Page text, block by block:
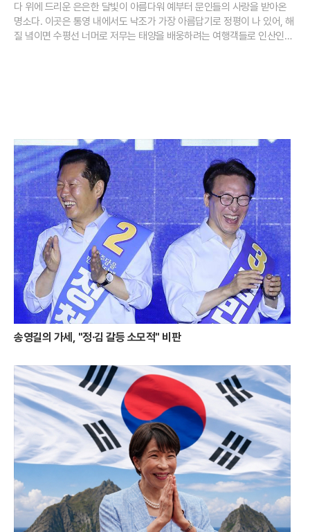
다 위에 드리운 은은한 달빛이 아름다워 예부터 문인들의 사랑을 받아온
명소다. 이곳은 통영 내에서도 낙조가 가장 아름답기로 정평이 나 있어, 해
질 녘이면 수평선 너머로 저무는 태양을 배웅하려는 여행객들로 인산인해
담을 수 있게 됐다. 탁 트인 시야 확보로 인해 낙조의 몰입감은 한층 깊어졌
으며, 이는 곧 통영을 찾는 관광객들에게 차별화된 시각적 경험을 제공하
는 핵심 요소로 작용하고 있다.해가 완전히 수평선 아래로 몸을 숨기면 통
영의 중심부인 강구안은 또 다른 매력을 발산하기 시작한다. 낮 동안 활기
넘치던 항구는 밤이 깊어짐에 따라 화려한 빛의 옷으로 갈아입는다. 바다
위에 정박한 거북선과 판옥선은 은은한 조명을 받아 고요하면서도 위엄 있
는 호국의 자태를 뽐낸다. 과거의 역사적 상징물들이 현대적인 조명 예술
과 어우러지며 만들어내는 강구안의 밤 풍경은 통영만이 가진 독특한 서사
를 시각적으로 완성한다.강구안의 야경이 이토록 입체적으로 변모한 데는
통영시의 과감한 투자가 뒷받침되었다. 약 80억 원 규모의 야간 경관 개선
사업을 통해 강구안 일대는 빛의 예술 공간으로 거듭났다. 특히 바다를 가
로지르는 보도교인 ‘강구안 브릿지’는 이번 사업의 백미로 꼽힌다. 럭비공
을 반으로 자른 듯한 유려한 곡선미를 자랑하는 이 다리는 밤마다 무지갯
빛 조명을 내뿜으며 바다 위에 환상적인 빛의 길을 만들어낸다. 다리 위를
거닐며 감상하는 항구의 야경은 여행자들에게 잊지 못할 낭만을 선사한다.
불어넣고 있다. 야간 경관이 화려해지면서 강구안 주변 상권은 밤늦게까지
활기를 띠고 있으며, 체류형 관광객의 비중도 눈에 띄게 증가했다. 통영시
는 이러한 성과를 바탕으로 야간 관광 특화 도시로서의 브랜드를 더욱 공
고히 할 계획이다. 자연이 주는 선물인 낙조와 인간이 빚어낸 빛의 예술인
야경이 조화를 이루며 통영은 명실상부한 '빛의 도시'로 자리매김했다.달아
공원에서 시작된 붉은 감동은 강구안의 화려한 조명으로 이어지며 통영 여
행의 대미를 장식한다. 낮보다 아름다운 밤을 선사하는 통영의 변신은 올
여름 휴가객들에게 완벽한 힐링의 시간을 제공하고 있다. 붉게 물든 바다
와 무지갯빛 항구를 동시에 만끽할 수 있는 통영의 빛의 이중주는, 일상을
떠나온 이들에게 가장 화려하고도 따뜻한 위로가 되어줄 것이다.
송영길의 가세, "정·김 갈등 소모적" 비판